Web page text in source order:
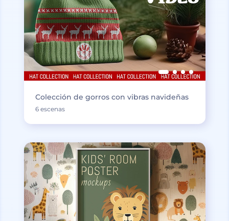
Colección de gorros con vibras navideñas
6 escenas